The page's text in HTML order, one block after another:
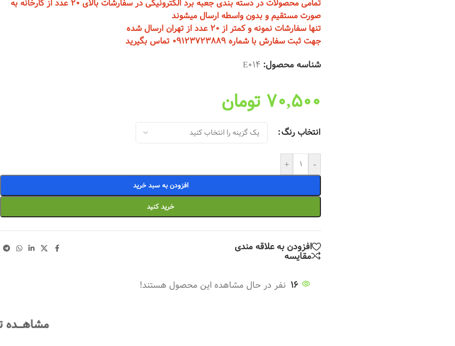
تمامی محصولات در دسته بندی جعبه برد الکترونیکی در سفارشات بالای 20 عدد از کارخانه به
صورت مستقیم و بدون واسطه ارسال میشوند
تنها سفارشات نمونه و کمتر از 20 عدد از تهران ارسال شده
جهت ثبت سفارش با شماره 09123723889 تماس بگیرید
شناسه محصول: E014
70,500 تومان
انتخاب رنگ
-
+
افزودن به سبد خرید
خرید کنید
افزودن به علاقه مندی
مقایسه
16 نفر در حال مشاهده این محصول هستند!
مشاهــــده